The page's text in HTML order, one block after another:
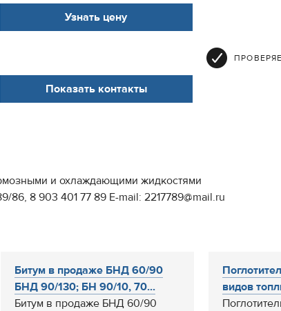
Узнать цену
Показать контакты
и охлаждающими жидкостями
86, 8 903 401 77 89 Е-mail: 2217789@mail.ru
Битум в продаже БНД 60/90
БНД 90/130; БН 90/10, 70...
Битум в продаже БНД 60/90
видов